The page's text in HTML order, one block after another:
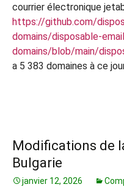
courrier électronique
https://github.com/
domains/disposable-
domains/blob/main/
a 5 383 domaines à ce
Modifications de
Bulgarie
janvier 12, 2026